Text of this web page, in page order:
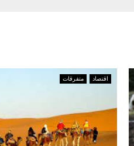
اقتصاد متفرقات